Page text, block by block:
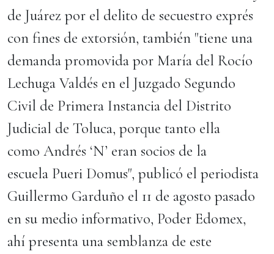
de Juárez por el delito de secuestro exprés
con fines de extorsión, también "tiene una
demanda promovida por María del Rocío
Lechuga Valdés en el Juzgado Segundo
Civil de Primera Instancia del Distrito
Judicial de Toluca, porque tanto ella
como Andrés ‘N’ eran socios de la
escuela Pueri Domus", publicó el periodista
Guillermo Garduño el 11 de agosto pasado
en su medio informativo, Poder Edomex,
ahí presenta una semblanza de este